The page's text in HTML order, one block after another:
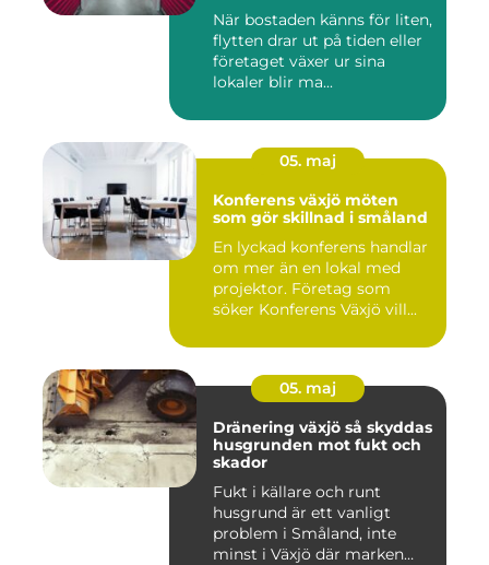
När bostaden känns för liten,
flytten drar ut på tiden eller
företaget växer ur sina
lokaler blir ma...
05. maj
Konferens växjö möten
som gör skillnad i småland
En lyckad konferens handlar
om mer än en lokal med
projektor. Företag som
söker Konferens Växjö vill...
05. maj
Dränering växjö så skyddas
husgrunden mot fukt och
skador
Fukt i källare och runt
husgrund är ett vanligt
problem i Småland, inte
minst i Växjö där marken